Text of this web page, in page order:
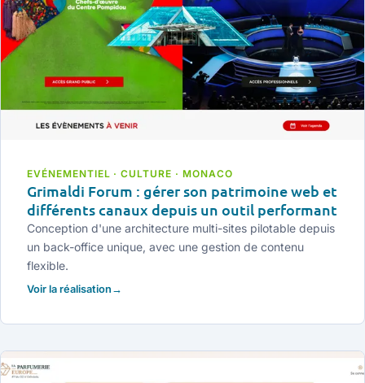
EVÉNEMENTIEL · CULTURE · MONACO
Grimaldi Forum : gérer son patrimoine web et
différents canaux depuis un outil performant
Conception d'une architecture multi-sites pilotable depuis
un back-office unique, avec une gestion de contenu
flexible.
Voir la réalisation